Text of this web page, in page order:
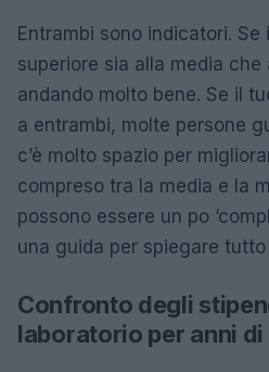
Entrambi sono indicatori.
superiore sia alla media che
andando molto bene. Se il
a entrambi, molte persone
c’è molto spazio per
compreso tra la media e la
possono essere un po
una guida per spiegare
Confronto degli
laboratorio per anni